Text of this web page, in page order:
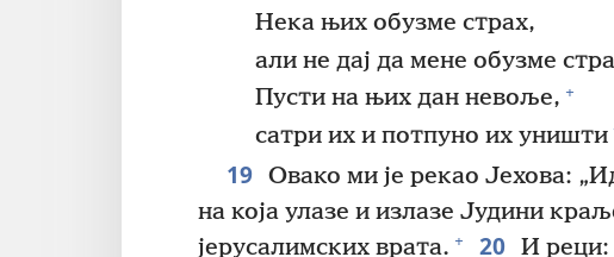
Нека њих обузме страх,
али не дај да мене обузме
Пусти на њих дан невоље, +
сатри их и потпуно их уништи
19 Овако ми је рекао Јехова:
на која улазе и излазе Јудини
јерусалимских врата. + 20 И реци: